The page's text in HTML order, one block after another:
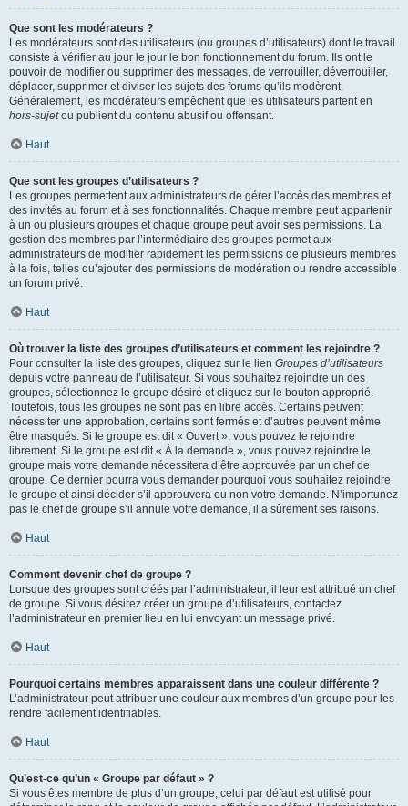
Que sont les modérateurs ?
Les modérateurs sont des utilisateurs (ou groupes d’utilisateurs) dont le travail
consiste à vérifier au jour le jour le bon fonctionnement du forum. Ils ont le
pouvoir de modifier ou supprimer des messages, de verrouiller, déverrouiller,
déplacer, supprimer et diviser les sujets des forums qu’ils modèrent.
Généralement, les modérateurs empêchent que les utilisateurs partent en
hors-sujetou publient du contenu abusif ou offensant.
Haut
Que sont les groupes d’utilisateurs ?
Les groupes permettent aux administrateurs de gérer l’accès des membres et
des invités au forum et à ses fonctionnalités. Chaque membre peut appartenir
à un ou plusieurs groupes et chaque groupe peut avoir ses permissions. La
gestion des membres par l’intermédiaire des groupes permet aux
administrateurs de modifier rapidement les permissions de plusieurs membres
à la fois, telles qu’ajouter des permissions de modération ou rendre accessible
un forum privé.
Haut
Où trouver la liste des groupes d’utilisateurs et comment les rejoindre ?
Pour consulter la liste des groupes, cliquez sur le lien Groupes d’utilisateurs
depuis votre panneau de l’utilisateur. Si vous souhaitez rejoindre un des
groupes, sélectionnez le groupe désiré et cliquez sur le bouton approprié.
Toutefois, tous les groupes ne sont pas en libre accès. Certains peuvent
nécessiter une approbation, certains sont fermés et d’autres peuvent même
être masqués. Si le groupe est dit « Ouvert », vous pouvez le rejoindre
librement. Si le groupe est dit « À la demande », vous pouvez rejoindre le
groupe mais votre demande nécessitera d’être approuvée par un chef de
groupe. Ce dernier pourra vous demander pourquoi vous souhaitez rejoindre
le groupe et ainsi décider s’il approuvera ou non votre demande. N’importunez
pas le chef de groupe s’il annule votre demande, il a sûrement ses raisons.
Haut
Comment devenir chef de groupe ?
Lorsque des groupes sont créés par l’administrateur, il leur est attribué un chef
de groupe. Si vous désirez créer un groupe d’utilisateurs, contactez
l’administrateur en premier lieu en lui envoyant un message privé.
Haut
Pourquoi certains membres apparaissent dans une couleur différente ?
L’administrateur peut attribuer une couleur aux membres d’un groupe pour les
rendre facilement identifiables.
Haut
Qu’est-ce qu’un « Groupe par défaut » ?
Si vous êtes membre de plus d’un groupe, celui par défaut est utilisé pour